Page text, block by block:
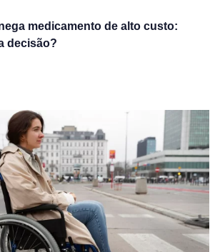
medicamento de alto custo:
decisão?